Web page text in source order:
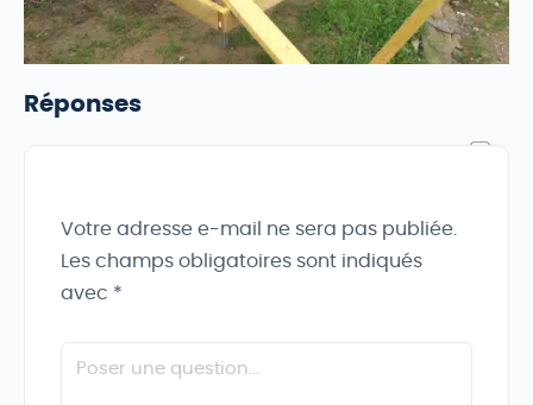
Réponses
Votre adresse e-mail ne sera pas publiée.
Les champs obligatoires sont indiqués
avec *